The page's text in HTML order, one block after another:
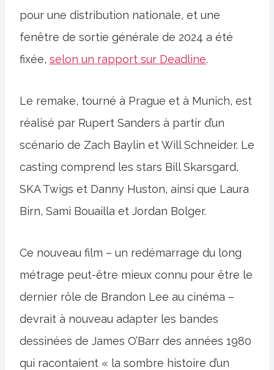
pour une distribution nationale, et une
fenêtre de sortie générale de 2024 a été
fixée, selon un rapport sur Deadline.
Le remake, tourné à Prague et à Munich, est
réalisé par Rupert Sanders à partir d’un
scénario de Zach Baylin et Will Schneider. Le
casting comprend les stars Bill Skarsgard,
SKA Twigs et Danny Huston, ainsi que Laura
Birn, Sami Bouailla et Jordan Bolger.
Ce nouveau film – un redémarrage du long
métrage peut-être mieux connu pour être le
dernier rôle de Brandon Lee au cinéma –
devrait à nouveau adapter les bandes
dessinées de James O’Barr des années 1980
qui racontaient « la sombre histoire d’un